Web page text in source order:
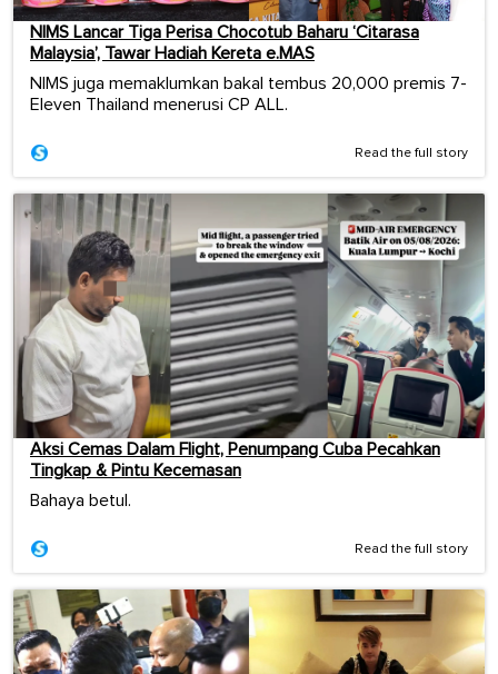
NIMS Lancar Tiga Perisa Chocotub Baharu ‘Citarasa
Malaysia’, Tawar Hadiah Kereta e.MAS
NIMS juga memaklumkan bakal tembus 20,000 premis 7-
Eleven Thailand menerusi CP ALL.
Read the full story
Aksi Cemas Dalam Flight, Penumpang Cuba Pecahkan
Tingkap & Pintu Kecemasan
Bahaya betul.
Read the full story